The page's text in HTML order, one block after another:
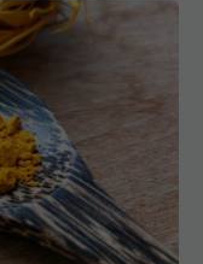
fel de eficient
și indigestie